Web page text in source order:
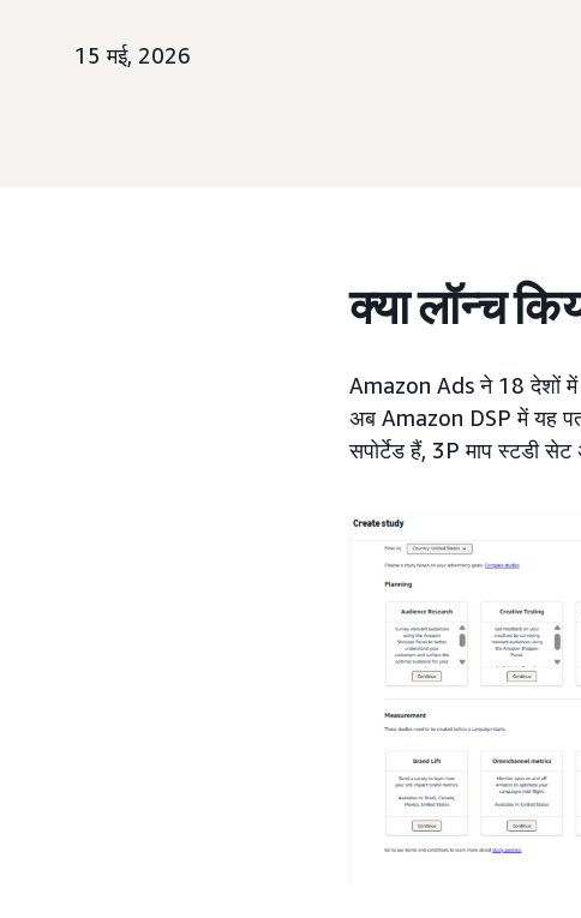
15 मई, 2026
क्या लॉन्च
Amazon Ads ने 18 देशों में
अब Amazon DSP में यह
सपोर्टेड हैं, 3P माप स्टडी